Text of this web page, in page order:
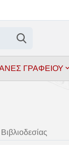
ΓΡΑΦΕΙΟΥ
Βιβλιοδεσίας